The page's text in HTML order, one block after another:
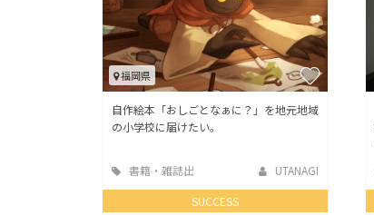
福岡県
自作絵本「おしごとなぁに？」を地元地域
の小学校に届けたい。
書籍・雑誌出
UTANAGI
SUCCESS